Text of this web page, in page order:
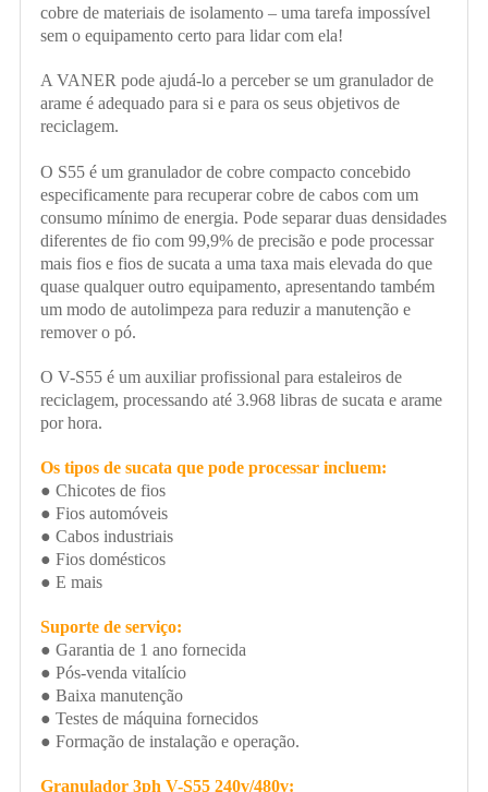
cobre de materiais de isolamento – uma tarefa impossível
sem o equipamento certo para lidar com ela!
A VANER pode ajudá-lo a perceber se um granulador de
arame é adequado para si e para os seus objetivos de
reciclagem.
O S55 é um granulador de cobre compacto concebido
especificamente para recuperar cobre de cabos com um
consumo mínimo de energia. Pode separar duas densidades
diferentes de fio com 99,9% de precisão e pode processar
mais fios e fios de sucata a uma taxa mais elevada do que
quase qualquer outro equipamento, apresentando também
um modo de autolimpeza para reduzir a manutenção e
remover o pó.
O V-S55 é um auxiliar profissional para estaleiros de
reciclagem, processando até 3.968 libras de sucata e arame
por hora.
Os tipos de sucata que pode processar incluem:
● Chicotes de fios
● Fios automóveis
● Cabos industriais
● Fios domésticos
● E mais
Suporte de serviço:
● Garantia de 1 ano fornecida
● Pós-venda vitalício
● Baixa manutenção
● Testes de máquina fornecidos
● Formação de instalação e operação.
Granulador 3ph V-S55 240v/480v: